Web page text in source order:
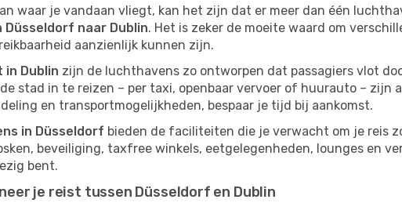
waar je vandaan vliegt, kan het zijn dat er meer dan één
Düsseldorf naar Dublin. Het is zeker de moeite waard om
aanzienlijk kunnen zijn.
in Dublin zijn de luchthavens zo ontworpen dat passagiers vlot
stad in te reizen – per taxi, openbaar vervoer of huurauto –
en transportmogelijkheden, bespaar je tijd bij aankomst.
in Düsseldorf bieden de faciliteiten die je verwacht om je reis
beveiliging, taxfree winkels, eetgelegenheden, lounges en
bent.
je reist tussen Düsseldorf en Dublin